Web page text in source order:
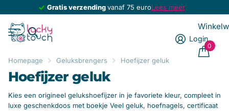
Gratis verzendingvanaf 75 euroLees meer
Gratis verzending
Login
0
Homepage Geluksbrengers Hoefijzer geluk
Hoefijzer geluk
Kies een origineel gelukshoefijzer in je favoriete kleur, compleet in
luxe geschenkdoos met boekje Veel geluk, hoefnagels, certificaat